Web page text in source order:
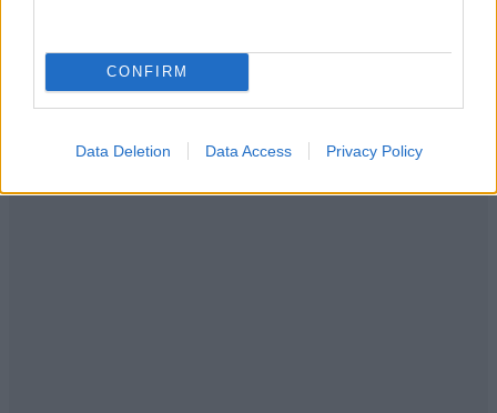
CONFIRM
Data Deletion Data Access Privacy Policy